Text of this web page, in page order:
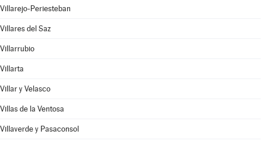
Villarejo-Periesteban
Villares del Saz
Villarrubio
Villarta
Villar y Velasco
Villas de la Ventosa
Villaverde y Pasaconsol